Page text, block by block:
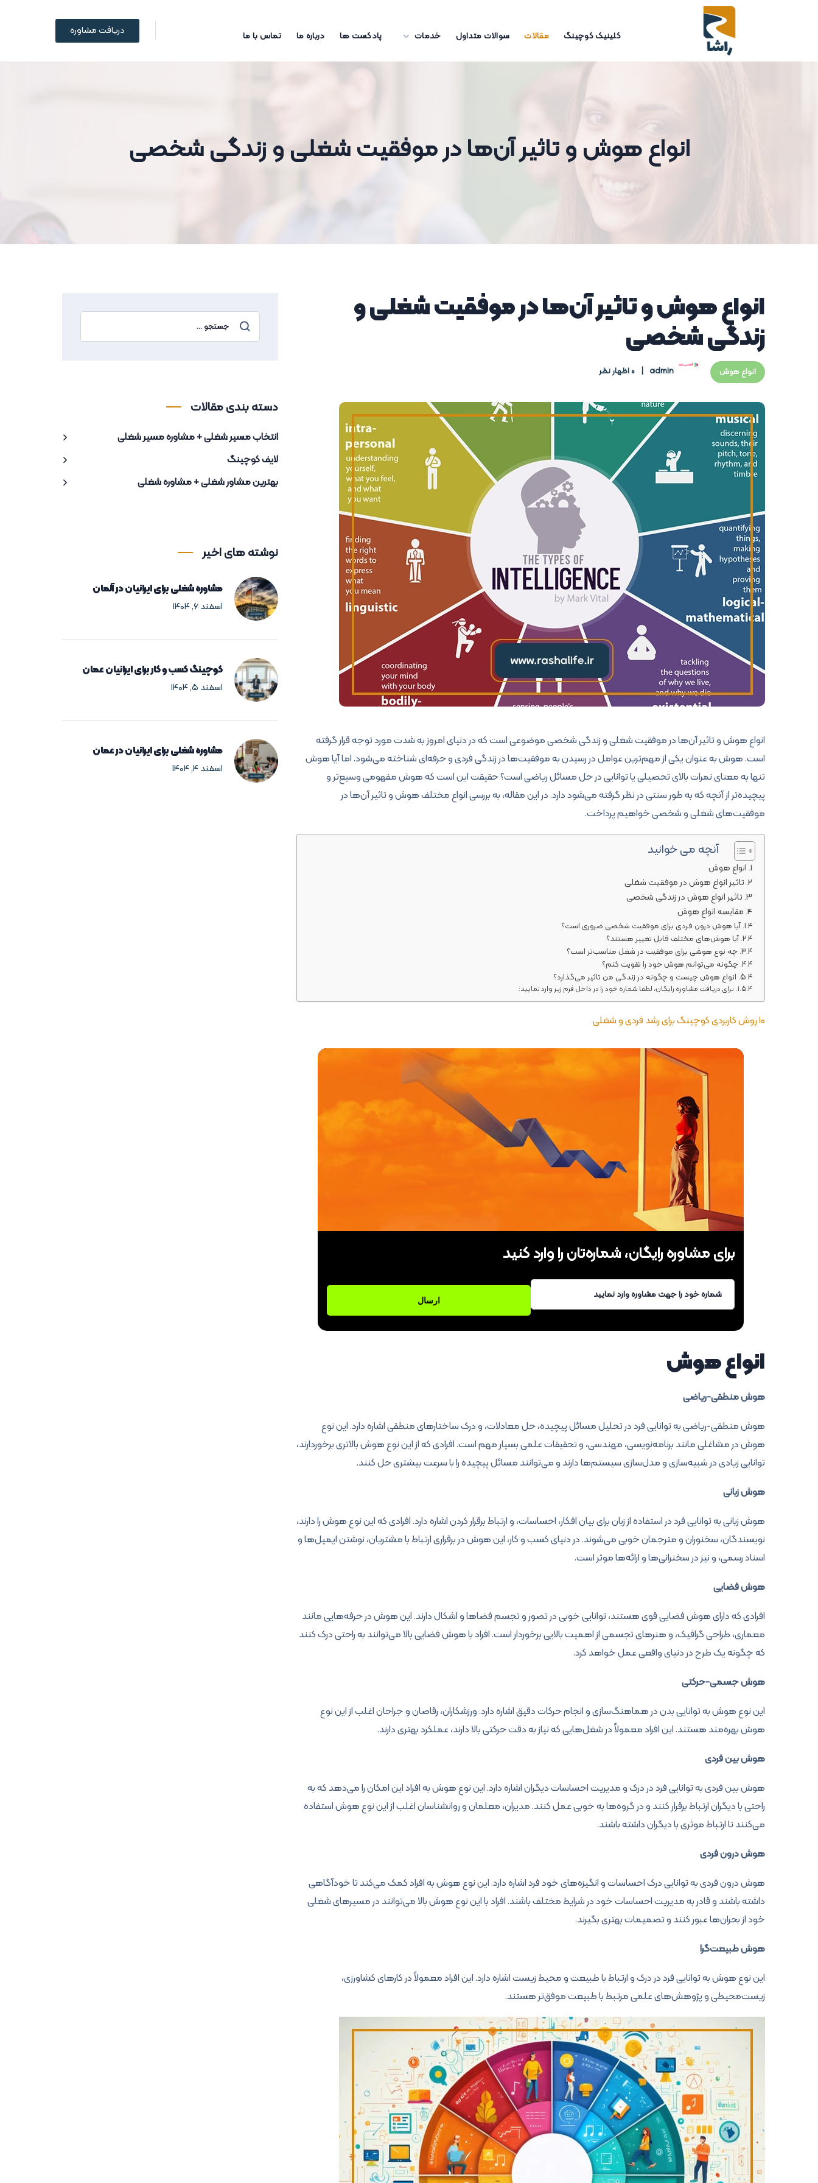
کلینیک کوچینگ مقالات سوالات متداول خدمات پادکست ها درباره ما تماس با ما دریافت مشاوره
انواع هوش و تاثیر آن‌ها در موفقیت شغلی و زندگی شخصی
انواع هوش و تاثیر آن‌ها در موفقیت شغلی و
زندگی شخصی
انواع هوش admin 0 اظهار نظر
انواع هوش و تاثیر آن‌ها در موفقیت شغلی و زندگی شخصی موضوعی است که در دنیای امروز به شدت مورد توجه قرار گرفته
است. هوش به عنوان یکی از مهم‌ترین عوامل در رسیدن به موفقیت‌ها در زندگی فردی و حرفه‌ای شناخته می‌شود. اما آیا هوش
تنها به معنای نمرات بالای تحصیلی یا توانایی در حل مسائل ریاضی است؟ حقیقت این است که هوش مفهومی وسیع‌تر و
پیچیده‌تر از آنچه که به طور سنتی در نظر گرفته می‌شود دارد. در این مقاله، به بررسی انواع مختلف هوش و تاثیر آن‌ها در
موفقیت‌های شغلی و شخصی خواهیم پرداخت.
آنچه می خوانید
انواع هوش
تاثیر انواع هوش در موفقیت شغلی
تاثیر انواع هوش در زندگی شخصی
مقایسه انواع هوش
آیا هوش درون فردی برای موفقیت شخصی ضروری است؟
آیا هوش‌های مختلف قابل تغییر هستند؟
چه نوع هوشی برای موفقیت در شغل مناسب‌تر است؟
چگونه می‌توانم هوش خود را تقویت کنم؟
انواع هوش چیست و چگونه در زندگی من تاثیر می‌گذارد؟
برای دریافت مشاوره رایگان، لطفا شماره خود را در داخل فرم زیر وارد نمایید:
۱۰ روش کاربردی کوچینگ برای رشد فردی و شغلی
برای مشاوره رایگان، شماره‌تان را وارد کنید
انواع هوش
هوش منطقی-ریاضی
هوش منطقی-ریاضی به توانایی فرد در تحلیل مسائل پیچیده، حل معادلات، و درک ساختارهای منطقی اشاره دارد. این نوع
هوش در مشاغلی مانند برنامه‌نویسی، مهندسی، و تحقیقات علمی بسیار مهم است. افرادی که از این نوع هوش بالاتری برخوردارند،
توانایی زیادی در شبیه‌سازی و مدل‌سازی سیستم‌ها دارند و می‌توانند مسائل پیچیده را با سرعت بیشتری حل کنند.
هوش زبانی
هوش زبانی به توانایی فرد در استفاده از زبان برای بیان افکار، احساسات، و ارتباط برقرار کردن اشاره دارد. افرادی که این نوع هوش را دارند،
نویسندگان، سخنوران و مترجمان خوبی می‌شوند. در دنیای کسب و کار، این هوش در برقراری ارتباط با مشتریان، نوشتن ایمیل‌ها و
اسناد رسمی، و نیز در سخنرانی‌ها و ارائه‌ها موثر است.
هوش فضایی
افرادی که دارای هوش فضایی قوی هستند، توانایی خوبی در تصور و تجسم فضاها و اشکال دارند. این هوش در حرفه‌هایی مانند
معماری، طراحی گرافیک، و هنرهای تجسمی از اهمیت بالایی برخوردار است. افراد با هوش فضایی بالا می‌توانند به راحتی درک کنند
که چگونه یک طرح در دنیای واقعی عمل خواهد کرد.
هوش جسمی-حرکتی
این نوع هوش به توانایی بدن در هماهنگ‌سازی و انجام حرکات دقیق اشاره دارد. ورزشکاران، رقاصان و جراحان اغلب از این نوع
هوش بهره‌مند هستند. این افراد معمولاً در شغل‌هایی که نیاز به دقت حرکتی بالا دارند، عملکرد بهتری دارند.
هوش بین فردی
هوش بین فردی به توانایی فرد در درک و مدیریت احساسات دیگران اشاره دارد. این نوع هوش به افراد این امکان را می‌دهد که به
راحتی با دیگران ارتباط برقرار کنند و در گروه‌ها به خوبی عمل کنند. مدیران، معلمان و روانشناسان اغلب از این نوع هوش استفاده
می‌کنند تا ارتباط موثری با دیگران داشته باشند.
هوش درون فردی
هوش درون فردی به توانایی درک احساسات و انگیزه‌های خود فرد اشاره دارد. این نوع هوش به افراد کمک می‌کند تا خودآگاهی
داشته باشند و قادر به مدیریت احساسات خود در شرایط مختلف باشند. افراد با این نوع هوش بالا می‌توانند در مسیرهای شغلی
خود از بحران‌ها عبور کنند و تصمیمات بهتری بگیرند.
هوش طبیعت‌گرا
این نوع هوش به توانایی فرد در درک و ارتباط با طبیعت و محیط زیست اشاره دارد. این افراد معمولاً در کارهای کشاورزی،
زیست‌محیطی و پژوهش‌های علمی مرتبط با طبیعت موفق‌تر هستند.
دسته بندی مقالات
انتخاب مسیر شغلی + مشاوره مسیر شغلی
لایف کوچینگ
بهترین مشاور شغلی + مشاوره شغلی
نوشته های اخیر
مشاوره شغلی برای ایرانیان در آلمان
اسفند ۶, ۱۴۰۴
کوچینگ کسب و کار برای ایرانیان عمان
اسفند ۵, ۱۴۰۴
مشاوره شغلی برای ایرانیان در عمان
اسفند ۴, ۱۴۰۴